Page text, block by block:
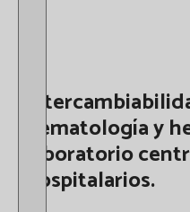
hematología y
laboratorio
hospitalarios.